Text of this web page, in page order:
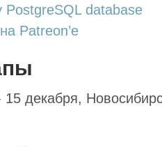
PostgreSQL database
Patreon’е
15 декабря,